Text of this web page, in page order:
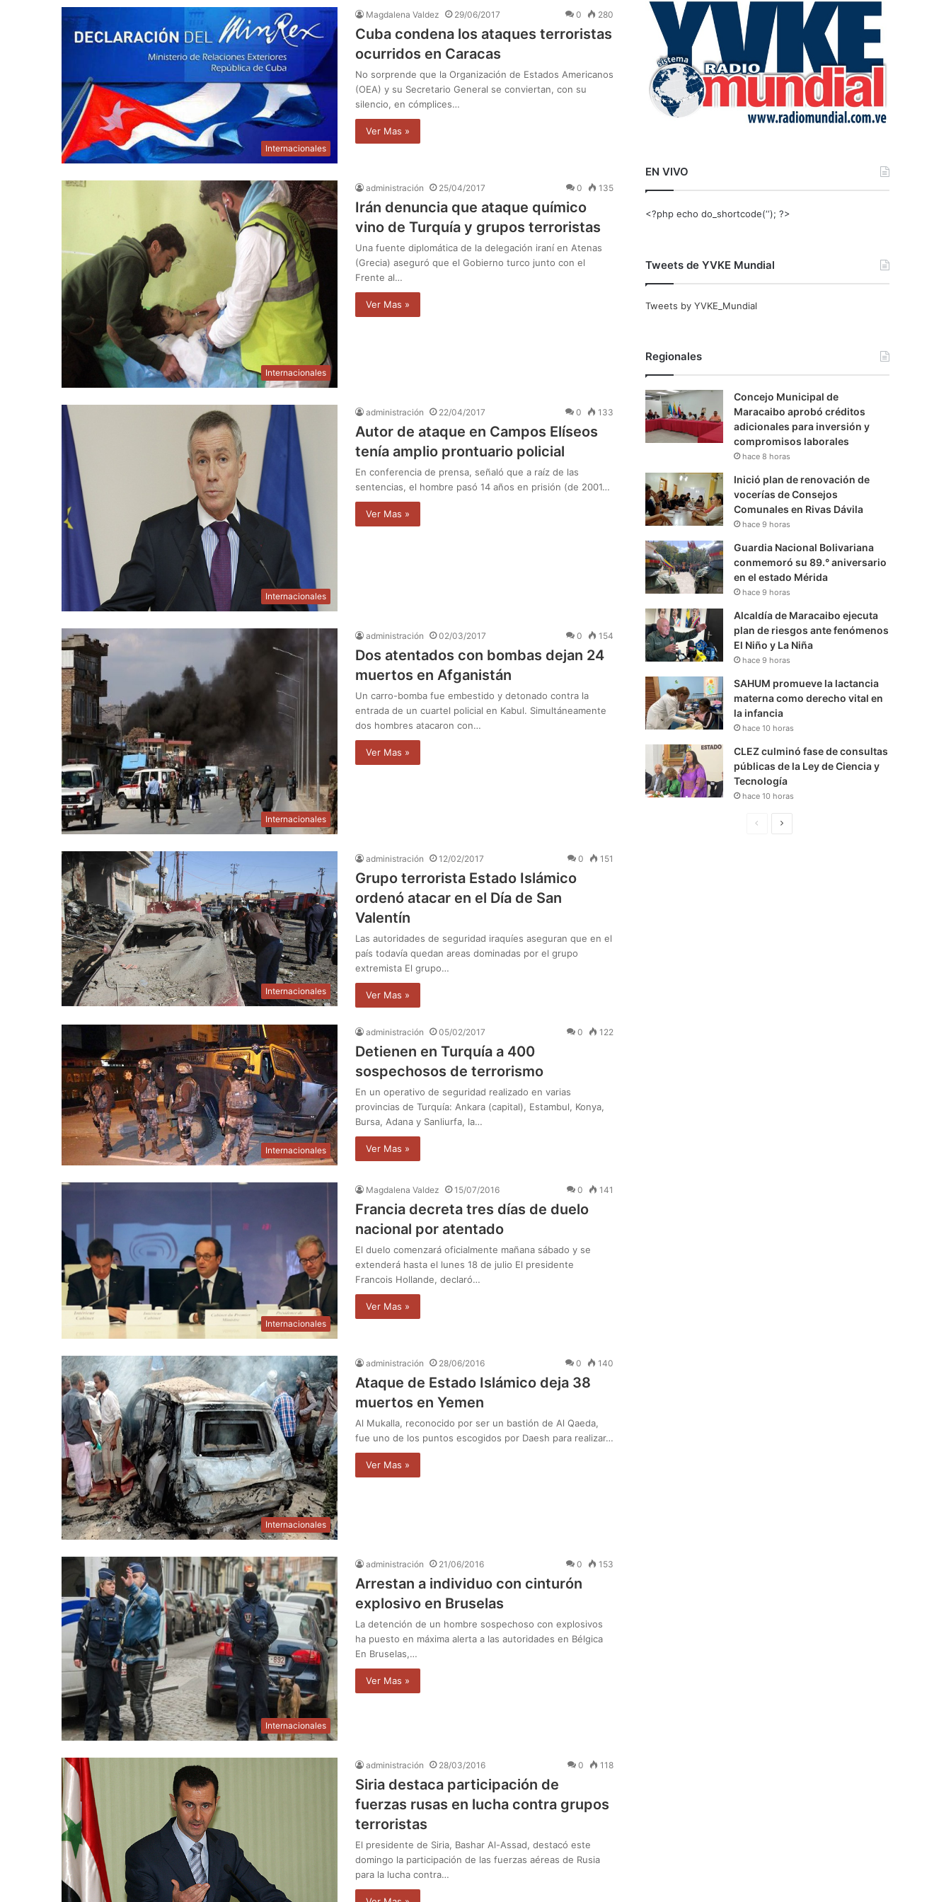
Internacionales
Magdalena Valdez 29/06/2017 0 280
Cuba condena los ataques terroristas
ocurridos en Caracas
No sorprende que la Organización de Estados Americanos
(OEA) y su Secretario General se conviertan, con su
silencio, en cómplices…
Ver Mas »
Internacionales
administración 25/04/2017 0 135
Irán denuncia que ataque químico
vino de Turquía y grupos terroristas
Una fuente diplomática de la delegación iraní en Atenas
(Grecia) aseguró que el Gobierno turco junto con el
Frente al…
Ver Mas »
Internacionales
administración 22/04/2017 0 133
Autor de ataque en Campos Elíseos
tenía amplio prontuario policial
En conferencia de prensa, señaló que a raíz de las
sentencias, el hombre pasó 14 años en prisión (de 2001…
Ver Mas »
Internacionales
administración 02/03/2017 0 154
Dos atentados con bombas dejan 24
muertos en Afganistán
Un carro-bomba fue embestido y detonado contra la
entrada de un cuartel policial en Kabul. Simultáneamente
dos hombres atacaron con…
Ver Mas »
Internacionales
administración 12/02/2017 0 151
Grupo terrorista Estado Islámico
ordenó atacar en el Día de San
Valentín
Las autoridades de seguridad iraquíes aseguran que en el
país todavía quedan areas dominadas por el grupo
extremista El grupo…
Ver Mas »
Internacionales
administración 05/02/2017 0 122
Detienen en Turquía a 400
sospechosos de terrorismo
En un operativo de seguridad realizado en varias
provincias de Turquía: Ankara (capital), Estambul, Konya,
Bursa, Adana y Sanliurfa, la…
Ver Mas »
Internacionales
Magdalena Valdez 15/07/2016 0 141
Francia decreta tres días de duelo
nacional por atentado
El duelo comenzará oficialmente mañana sábado y se
extenderá hasta el lunes 18 de julio El presidente
Francois Hollande, declaró…
Ver Mas »
Internacionales
administración 28/06/2016 0 140
Ataque de Estado Islámico deja 38
muertos en Yemen
Al Mukalla, reconocido por ser un bastión de Al Qaeda,
fue uno de los puntos escogidos por Daesh para realizar…
Ver Mas »
Internacionales
administración 21/06/2016 0 153
Arrestan a individuo con cinturón
explosivo en Bruselas
La detención de un hombre sospechoso con explosivos
ha puesto en máxima alerta a las autoridades en Bélgica
En Bruselas,…
Ver Mas »
administración 28/03/2016 0 118
Siria destaca participación de
fuerzas rusas en lucha contra grupos
terroristas
El presidente de Siria, Bashar Al-Assad, destacó este
domingo la participación de las fuerzas aéreas de Rusia
para la lucha contra…
r
EN VIVO
<?php echo do_shortcode(‘‘); ?>
Tweets de YVKE Mundial
Tweets by YVKE_Mundial
Regionales
Concejo Municipal de
Maracaibo aprobó créditos
adicionales para inversión y
compromisos laborales
hace 8 horas
Inició plan de renovación de
vocerías de Consejos
Comunales en Rivas Dávila
hace 9 horas
Guardia Nacional Bolivariana
conmemoró su 89.° aniversario
en el estado Mérida
hace 9 horas
Alcaldía de Maracaibo ejecuta
plan de riesgos ante fenómenos
El Niño y La Niña
hace 9 horas
SAHUM promueve la lactancia
materna como derecho vital en
la infancia
hace 10 horas
CLEZ culminó fase de consultas
públicas de la Ley de Ciencia y
Tecnología
hace 10 horas
S